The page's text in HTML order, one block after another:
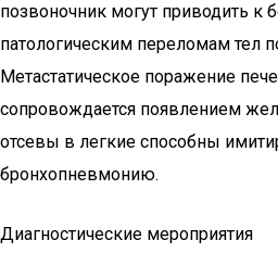
позвоночник могут приводить к
патологическим переломам тел
Метастатическое поражение
сопровождается появлением
отсевы в легкие способны
бронхопневмонию.
Диагностические мероприятия